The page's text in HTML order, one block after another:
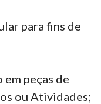
para fins de
peças de
ou Atividades;